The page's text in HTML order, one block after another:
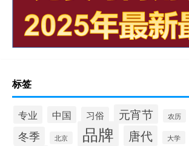
标签
专业 中国 习俗 元宵节 农历
冬季 北京 品牌 唐代 大学